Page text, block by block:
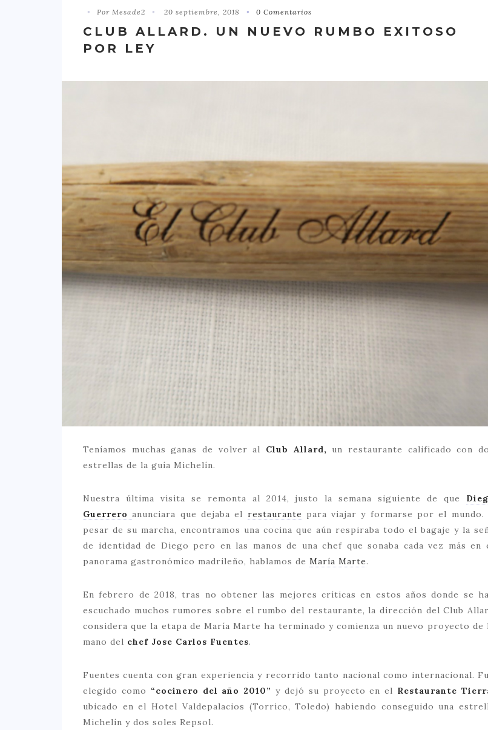
Por Mesade2 20 septiembre, 2018 0 Comentarios
CLUB ALLARD. UN NUEVO RUMBO EXITOSO
POR LEY
Teníamos muchas ganas de volver al Club Allard, un restaurante calificado con
estrellas de la guía Michelín.
Nuestra última visita se remonta al 2014, justo la semana siguiente de que
Guerrero anunciara que dejaba el restaurante para viajar y formarse por el mundo.
pesar de su marcha, encontramos una cocina que aún respiraba todo el bagaje y la
de identidad de Diego pero en las manos de una chef que sonaba cada vez más en
panorama gastronómico madrileño, hablamos de María Marte.
En febrero de 2018, tras no obtener las mejores críticas en estos años donde se
escuchado muchos rumores sobre el rumbo del restaurante, la dirección del Club
considera que la etapa de María Marte ha terminado y comienza un nuevo proyecto de
mano del chef Jose Carlos Fuentes.
Fuentes cuenta con gran experiencia y recorrido tanto nacional como internacional.
elegido como “cocinero del año 2010” y dejó su proyecto en el Restaurante
ubicado en el Hotel Valdepalacios (Torrico, Toledo) habiendo conseguido una
Michelín y dos soles Repsol.